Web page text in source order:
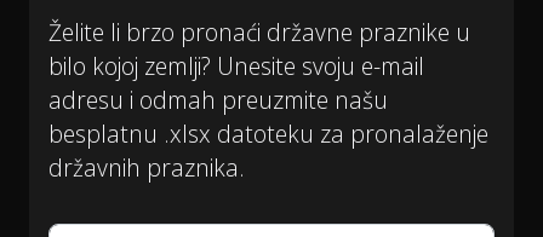
Želite li brzo pronaći državne praznike u
bilo kojoj zemlji? Unesite svoju e-mail
adresu i odmah preuzmite našu
besplatnu .xlsx datoteku za pronalaženje
državnih praznika.